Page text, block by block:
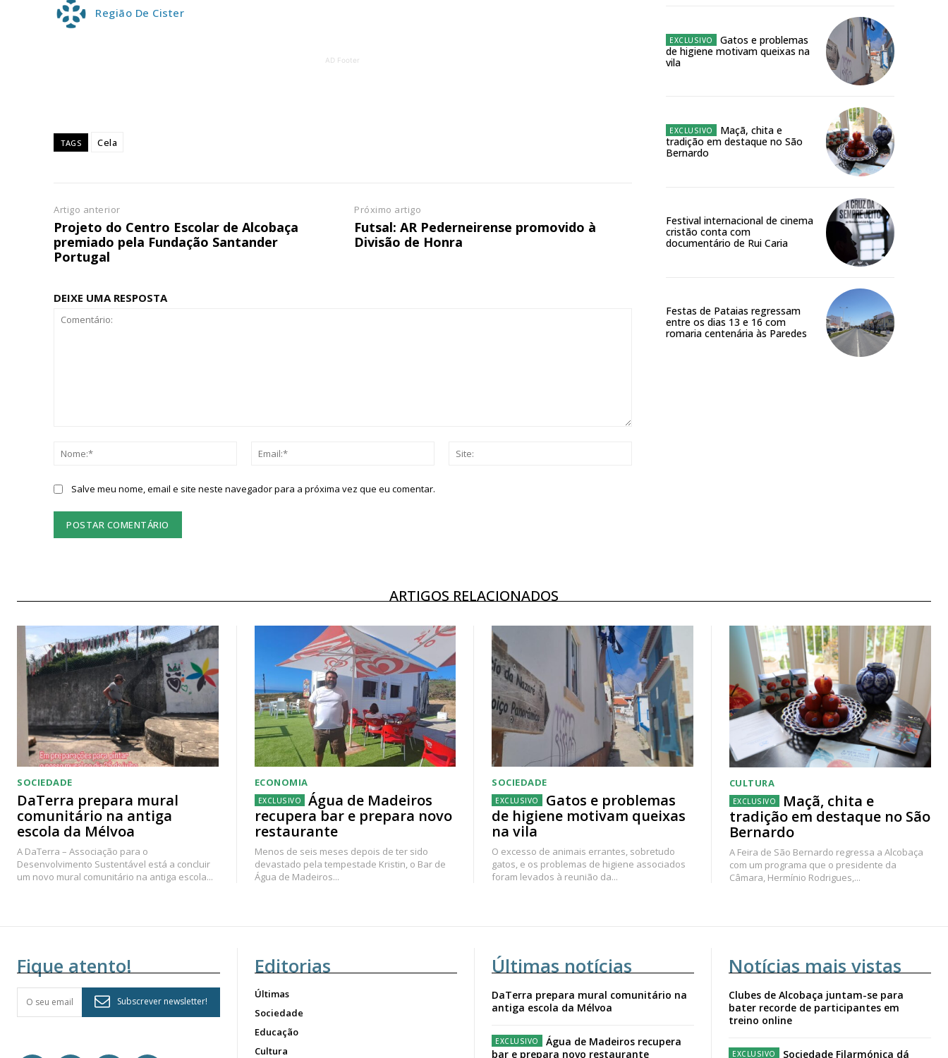
Acesso aos conteúdos Exclusivos para
Ofertas para assinatura anual
Região De Cister
AD Footer
TAGS Cela
Artigo anterior
Projeto do Centro Escolar de Alcobaça
premiado pela Fundação Santander
Portugal
Próximo artigo
Futsal: AR Pederneirense promovido à
Divisão de Honra
DEIXE UMA RESPOSTA
Nome:*
Email:*
Salve meu nome, email e site neste navegador para a próxima vez que eu comentar.
Gatos e problemas
de higiene motivam queixas na
vila
Maçã, chita e
tradição em destaque no São
Bernardo
Festival internacional de cinema
cristão conta com
documentário de Rui Caria
Festas de Pataias regressam
entre os dias 13 e 16 com
romaria centenária às Paredes
ARTIGOS RELACIONADOS
SOCIEDADE
DaTerra prepara mural
comunitário na antiga
escola da Mélvoa
A DaTerra – Associação para o
Desenvolvimento Sustentável está a concluir
um novo mural comunitário na antiga escola...
ECONOMIA
Água de Madeiros
recupera bar e prepara novo
restaurante
Menos de seis meses depois de ter sido
devastado pela tempestade Kristin, o Bar de
Água de Madeiros...
SOCIEDADE
Gatos e problemas
de higiene motivam queixas
na vila
O excesso de animais errantes, sobretudo
gatos, e os problemas de higiene associados
foram levados à reunião da...
CULTURA
Maçã, chita e
tradição em destaque no São
Bernardo
A Feira de São Bernardo regressa a Alcobaça
com um programa que o presidente da
Câmara, Hermínio Rodrigues,...
Fique atento!
Subscrever newsletter!
Editorias
Últimas
Sociedade
Educação
Cultura
Últimas notícias
DaTerra prepara mural comunitário na
antiga escola da Mélvoa
Água de Madeiros recupera
bar e prepara novo restaurante
Notícias mais vistas
Clubes de Alcobaça juntam-se para
bater recorde de participantes em
treino online
Sociedade Filarmónica dá